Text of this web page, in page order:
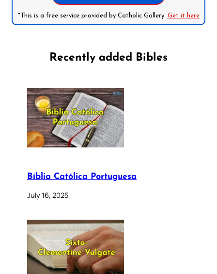
*This is a free service provided by Catholic Gallery. Get it here
Recently added Bibles
Bíblia Católica Portuguesa
July 16, 2025